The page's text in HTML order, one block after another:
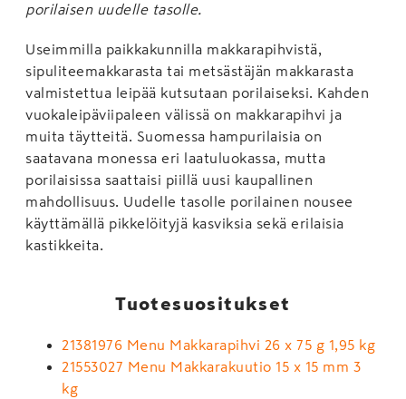
porilaisen uudelle tasolle.
Useimmilla paikkakunnilla makkarapihvistä,
sipuliteemakkarasta tai metsästäjän makkarasta
valmistettua leipää kutsutaan porilaiseksi. Kahden
vuokaleipäviipaleen välissä on makkarapihvi ja
muita täytteitä. Suomessa hampurilaisia on
saatavana monessa eri laatuluokassa, mutta
porilaisissa saattaisi piillä uusi kaupallinen
mahdollisuus. Uudelle tasolle porilainen nousee
käyttämällä pikkelöityjä kasviksia sekä erilaisia
kastikkeita.
Tuotesuositukset
21381976 Menu Makkarapihvi 26 x 75 g 1,95 kg
21553027 Menu Makkarakuutio 15 x 15 mm 3
kg